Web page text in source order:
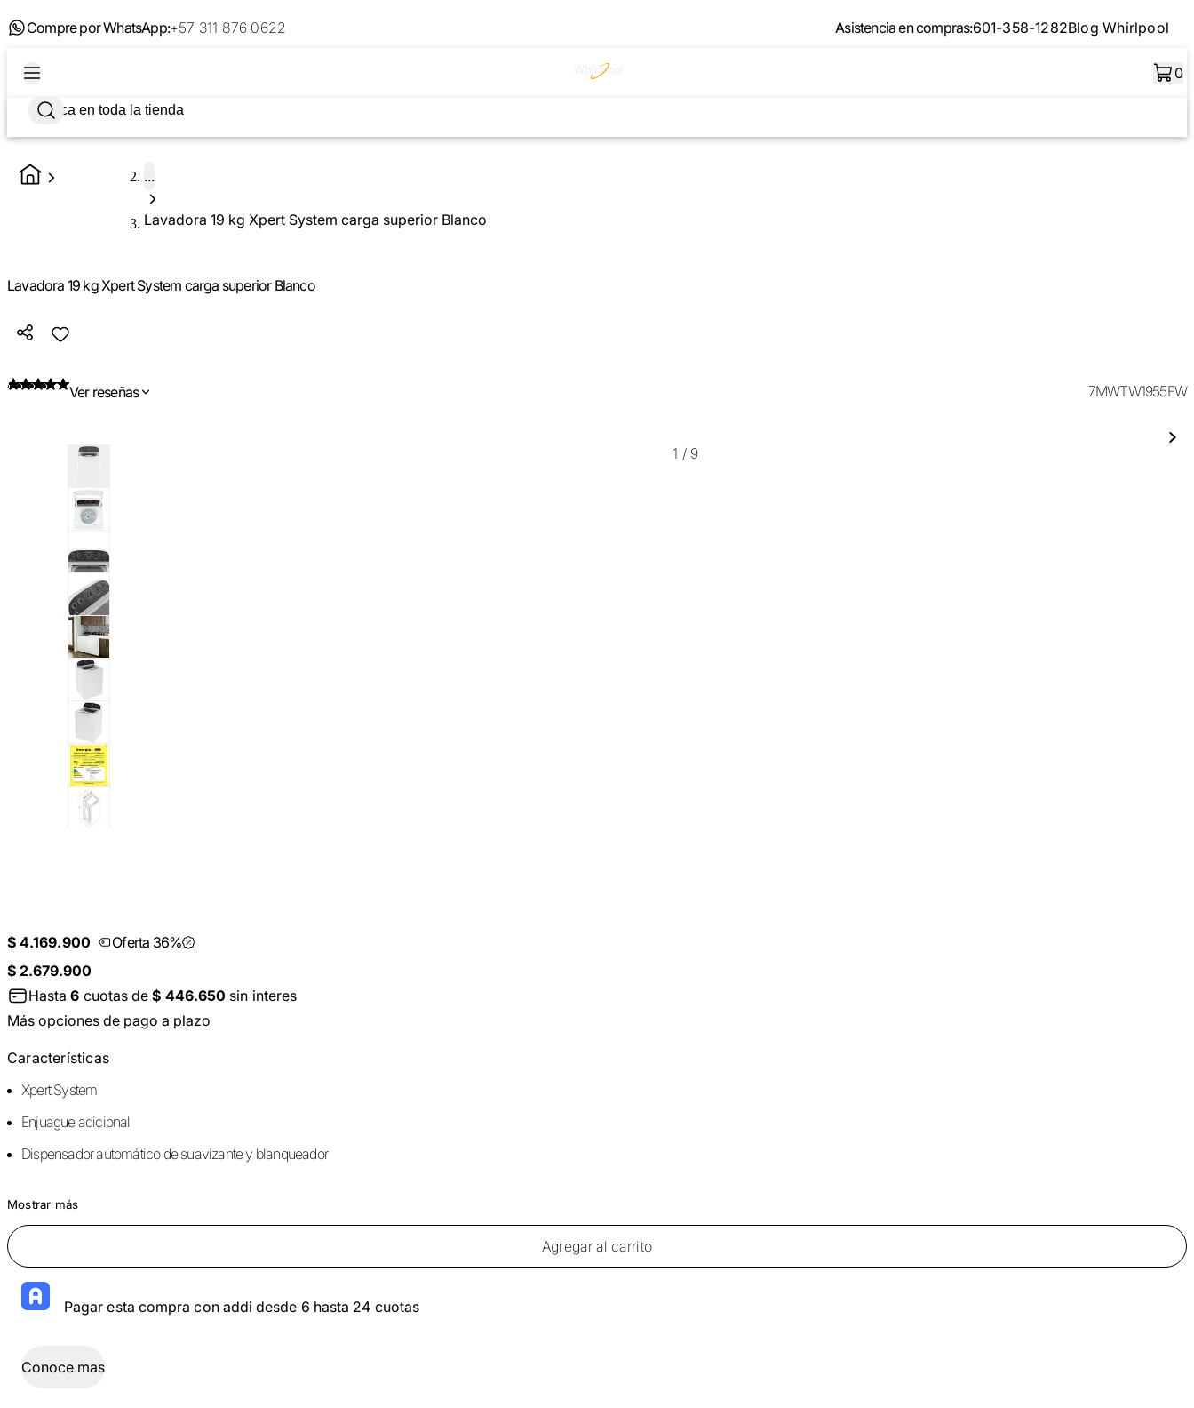
Compre por WhatsApp:+57 311 876 0622 Asistencia en compras:601-358-1282Blog Whirlpool
0
...
Lavadora 19 kg Xpert System carga superior Blanco
Lavadora 19 kg Xpert System carga superior Blanco
Ver reseñas 7MWTW1955EW
1 / 9
$ 4.169.900
Oferta 36%
$ 2.679.900
Hasta6 cuotas de$ 446.650 sin interes
Más opciones de pago a plazo
Características
Xpert System
Enjuague adicional
Dispensador automático de suavizante y blanqueador
Mostrar más
Agregar al carrito
Pagar esta compra con addi desde 6 hasta 24 cuotas
Conoce mas